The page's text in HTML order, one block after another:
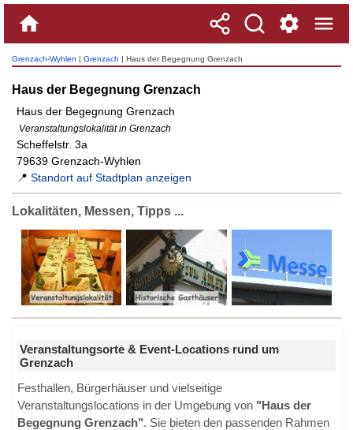
Grenzach-Wyhlen | Grenzach | Haus der Begegnung Grenzach
Haus der Begegnung Grenzach
Haus der Begegnung Grenzach
Veranstaltungslokalität in Grenzach
Scheffelstr. 3a
79639 Grenzach-Wyhlen
📍 Standort auf Stadtplan anzeigen
Lokalitäten, Messen, Tipps ...
Veranstaltungsorte & Event-Locations rund um
Grenzach
Festhallen, Bürgerhäuser und vielseitige
Veranstaltungslocations in der Umgebung von "Haus der
Begegnung Grenzach". Sie bieten den passenden Rahmen